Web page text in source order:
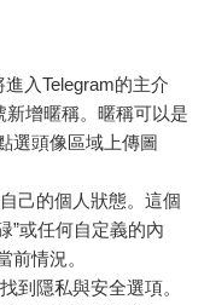
入Telegram的主介
新增暱稱。暱稱可以是
選頭像區域上傳圖
己的個人狀態。這個
”或任何自定義的內
前情況。
到隱私與安全選項。